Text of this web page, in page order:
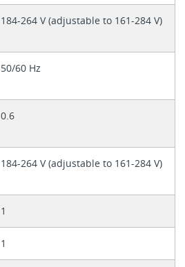
184-264 V (adjustable to 161-284 V)
50/60 Hz
0.6
184-264 V (adjustable to 161-284 V)
1
1